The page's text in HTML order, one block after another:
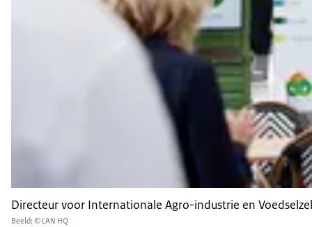
Directeur voor Internationale Agro-industrie en
Beeld: © LAN HQ